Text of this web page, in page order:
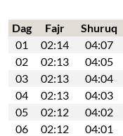
Dag Fajr Shuruq
01
02:14 04:07
02
02:13 04:05
03
02:13 04:04
04
02:13 04:03
05
02:12 04:02
06
02:12 04:01